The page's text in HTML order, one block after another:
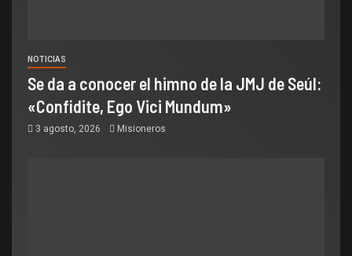
NOTICIAS
Se da a conocer el himno de la JMJ de Seúl:
«Confidite, Ego Vici Mundum»
3 agosto, 2026 Misioneros